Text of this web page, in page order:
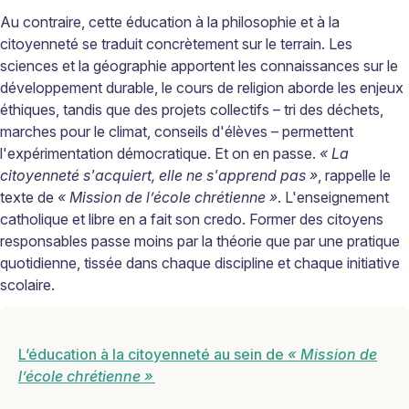
Au contraire, cette éducation à la philosophie et à la
citoyenneté se traduit concrètement sur le terrain. Les
sciences et la géographie apportent les connaissances sur le
développement durable, le cours de religion aborde les enjeux
éthiques, tandis que des projets collectifs – tri des déchets,
marches pour le climat, conseils d'élèves – permettent
l'expérimentation démocratique. Et on en passe. « La
citoyenneté s'acquiert, elle ne s'apprend pas » , rappelle le
texte de ­ « ­Mission de l’école chrétienne ». L'enseignement
catholique et libre en a fait son credo. Former des citoyens
responsables passe moins par la théorie que par une pratique
quotidienne, tissée dans chaque discipline et chaque initiative
scolaire.
L’éducation à la citoyenneté au sein de « Mission de
l’école chrétienne »